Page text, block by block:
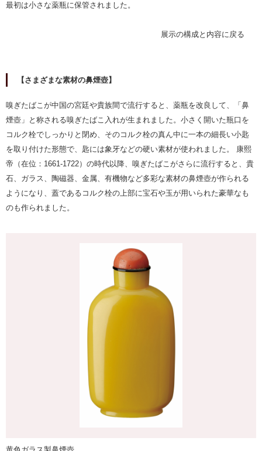
最初は小さな薬瓶に保管されました。
展示の構成と内容に戻る
【さまざまな素材の鼻煙壺】
嗅ぎたばこが中国の宮廷や貴族間で流行すると、薬瓶を改良して、「鼻
煙壺」と称される嗅ぎたばこ入れが生まれました。小さく開いた瓶口を
コルク栓でしっかりと閉め、そのコルク栓の真ん中に一本の細長い小匙
を取り付けた形態で、匙には象牙などの硬い素材が使われました。 康熙
帝（在位：1661-1722）の時代以降、嗅ぎたばこがさらに流行すると、貴
石、ガラス、陶磁器、金属、有機物など多彩な素材の鼻煙壺が作られる
ようになり、蓋であるコルク栓の上部に宝石や玉が用いられた豪華なも
のも作られました。